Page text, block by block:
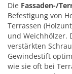
Die Fassaden-/
Befestigung von
Terrassen
und Weichhölzer.
verstärkten
Gewindestift
wie sie oft bei